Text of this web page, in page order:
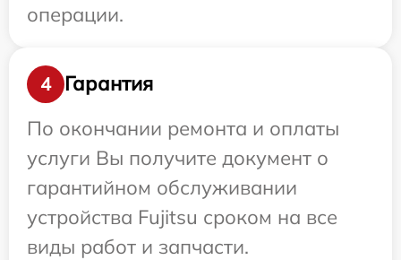
операции.
4
Гарантия
По окончании ремонта и оплаты
услуги Вы получите документ о
гарантийном обслуживании
устройства Fujitsu сроком на все
виды работ и запчасти.